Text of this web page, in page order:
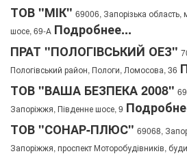
ТОВ "МІК" 69006, Запорізька область,
шосе, 69-А Подробнее...
ПРАТ "ПОЛОГІВСЬКИЙ ОЕЗ"
Пологівський район, Пологи, Ломосова, 36
ТОВ "ВАША БЕЗПЕКА 2008"
Запоріжжя, Південне шосе, 9
ТОВ "СОНАР-ПЛЮС" 69068,
Запоріжжя, проспект Моторобудівників,